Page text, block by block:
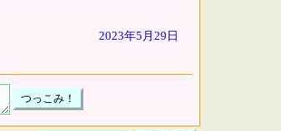
2023年5月29日